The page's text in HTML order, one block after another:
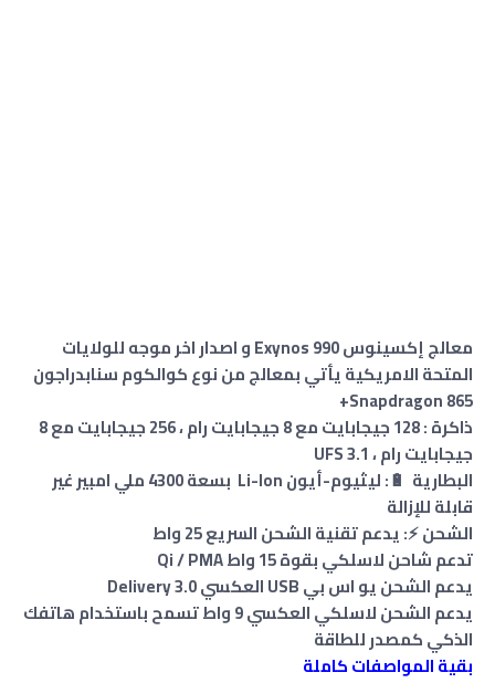
معالج إكسينوس Exynos 990 و اصدار اخر موجه للولايات
المتحة الامريكية يأتي بمعالج من نوع كوالكوم سنابدراجون
Snapdragon 865+
ذاكرة : 128 جيجابايت مع 8 جيجابايت رام ، 256 جيجابايت مع 8
جيجابايت رام ، UFS 3.1
البطارية 🔋: ليثيوم-أيون Li-Ion بسعة 4300 ملي امبير غير
قابلة للإزالة
الشحن ⚡: يدعم تقنية الشحن السريع 25 واط
تدعم شاحن لاسلكي بقوة 15 واط Qi / PMA
يدعم الشحن يو اس بي USB العكسي Delivery 3.0
يدعم الشحن لاسلكي العكسي 9 واط تسمح باستخدام هاتفك
الذكي كمصدر للطاقة
بقية المواصفات كاملة